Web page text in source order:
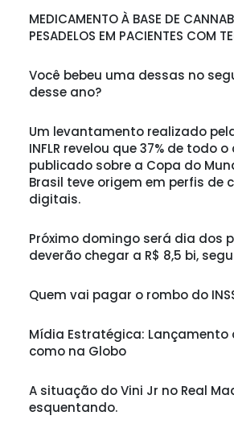
MEDICAMENTO À BASE DE
PESADELOS EM PACIENTES COM
Você bebeu uma dessas no
desse ano?
Um levantamento realizado
INFLR revelou que 37% de todo
publicado sobre a Copa do
Brasil teve origem em perfis de
digitais.
Próximo domingo será dia dos
deverão chegar a R$ 8,5 bi,
Quem vai pagar o rombo do
Mídia Estratégica: Lançamento
como na Globo
A situação do Vini Jr no Real
esquentando.